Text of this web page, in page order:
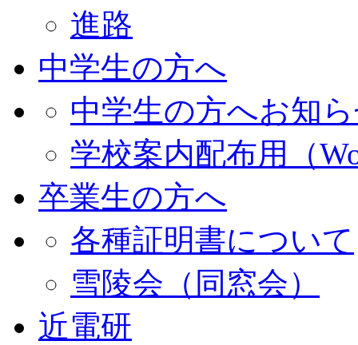
進路
中学生の方へ
中学生の方へお知
学校案内配布用（
卒業生の方へ
各種証明書について
雪陵会（同窓会）
近電研